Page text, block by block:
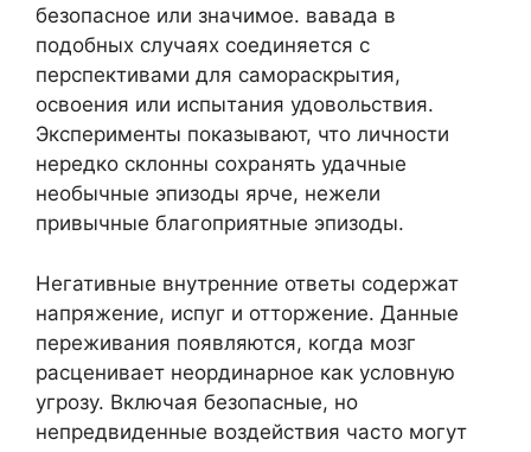
безопасное или значимое. вавада в
подобных случаях соединяется с
перспективами для самораскрытия,
освоения или испытания удовольствия.
Эксперименты показывают, что личности
нередко склонны сохранять удачные
необычные эпизоды ярче, нежели
привычные благоприятные эпизоды.
Негативные внутренние ответы содержат
напряжение, испуг и отторжение. Данные
переживания появляются, когда мозг
расценивает неординарное как условную
угрозу. Включая безопасные, но
непредвиденные воздействия часто могут